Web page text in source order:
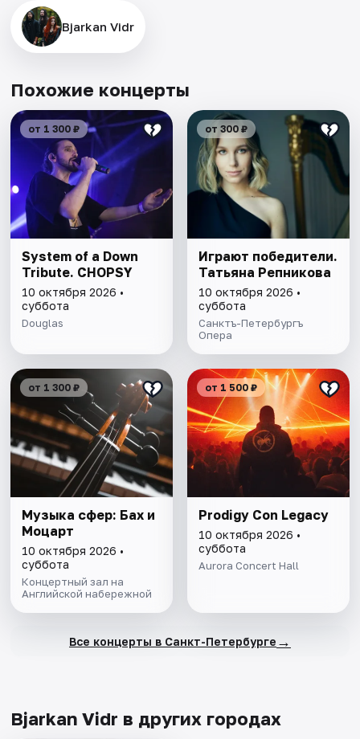
Bjarkan Vidr
Похожие концерты
от 1 300 ₽
System of a Down
Tribute. CHOPSY
10 октября 2026 •
суббота
Douglas
от 300 ₽
Играют победители.
Татьяна Репникова
10 октября 2026 •
суббота
Санктъ-Петербургъ
Опера
от 1 300 ₽
Музыка сфер: Бах и
Моцарт
10 октября 2026 •
суббота
Концертный зал на
Английской набережной
от 1 500 ₽
Prodigy Con Legacy
10 октября 2026 •
суббота
Aurora Concert Hall
Все концерты в Санкт-Петербурге →
Bjarkan Vidr в других городах